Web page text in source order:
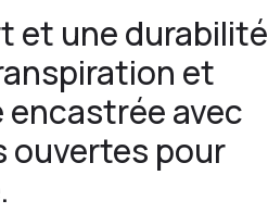
et une durabilité
et
avec
ouvertes pour